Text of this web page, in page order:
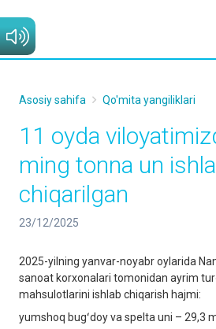
Asosiy sahifa Qo'mita yangiliklari
11 oyda
ming tonna un
chiqarilgan
23/12/2025
2025-yilning yanvar-noyabr oylarida
sanoat korxonalari tomonidan ayrim
mahsulotlarini ishlab chiqarish hajmi:
yumshoq bugʻdoy va spelta uni – 29,3